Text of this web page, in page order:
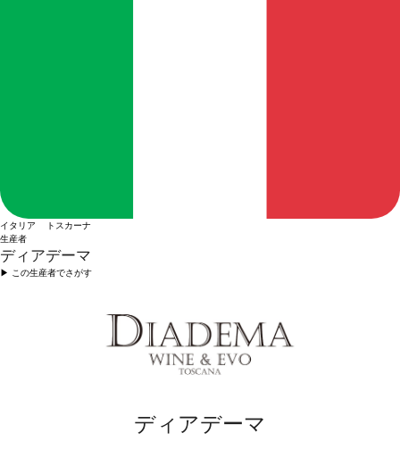
イタリア トスカーナ
生産者
ディアデーマ
▶︎ この生産者でさがす
ディアデーマ